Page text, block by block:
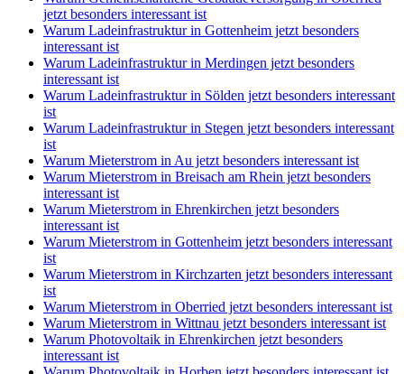
jetzt besonders interessant ist
Warum Ladeinfrastruktur in Gottenheim jetzt besonders
interessant ist
Warum Ladeinfrastruktur in Merdingen jetzt besonders
interessant ist
Warum Ladeinfrastruktur in Sölden jetzt besonders interessant
ist
Warum Ladeinfrastruktur in Stegen jetzt besonders interessant
ist
Warum Mieterstrom in Au jetzt besonders interessant ist
Warum Mieterstrom in Breisach am Rhein jetzt besonders
interessant ist
Warum Mieterstrom in Ehrenkirchen jetzt besonders
interessant ist
Warum Mieterstrom in Gottenheim jetzt besonders interessant
ist
Warum Mieterstrom in Kirchzarten jetzt besonders interessant
ist
Warum Mieterstrom in Oberried jetzt besonders interessant ist
Warum Mieterstrom in Wittnau jetzt besonders interessant ist
Warum Photovoltaik in Ehrenkirchen jetzt besonders
interessant ist